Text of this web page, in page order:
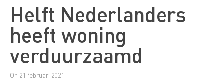
Helft Nederlanders
heeft woning
verduurzaamd
On 21 februari 2021